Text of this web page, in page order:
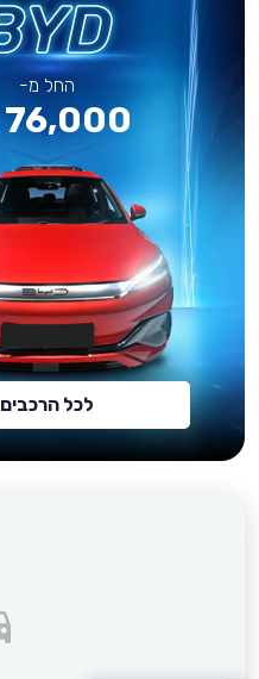
החל מ-
76,000 ₪
לכל הרכבים